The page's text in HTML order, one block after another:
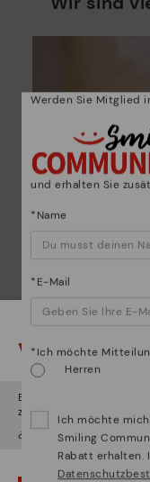
Vorsicht!
Es scheint, dass Sie
zugreifen werden.
¿Möchten Sie auf die
Werden Sie Mitglied
und erhalten Sie
*Name
*E-Mail
*Ich möchte
Herren
Ich möchte
Smiling
Rabatt erhalten.